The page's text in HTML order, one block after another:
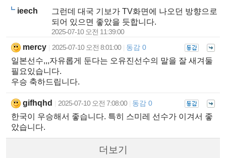
ieech
그런데 대국 기보가 TV화면에 나오던 방향으로
되어 있으면 좋았을 듯합니다.
2025-07-10 오전 11:39:00
mercy 2025-07-10 오전 8:01:00 동감 0
일본선수,,,자유롭게 둔다는 오유진선수의 말을 잘 새겨둘
필요있습니다.
우승 축하드립니다.
gifhqhd 2025-07-10 오전 7:08:00 동감 0
한국이 우승해서 좋습니다. 특히 스미레 선수가 이겨서 좋
았습니다.
더보기